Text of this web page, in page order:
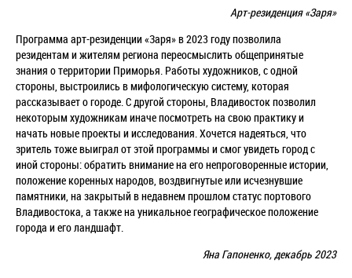
Арт-резиденция«Заря»
Программа арт-резиденции «Заря» в 2023 году позволила
резидентам и жителям региона переосмыслить общепринятые
знания о территории Приморья. Работы художников, с одной
стороны, выстроились в мифологическую систему, которая
рассказывает о городе. С другой стороны, Владивосток позволил
некоторым художникам иначе посмотреть на свою практику и
начать новые проекты и исследования. Хочется надеяться, что
зритель тоже выиграл от этой программы и смог увидеть город с
иной стороны: обратить внимание на его непроговоренные истории,
положение коренных народов, воздвигнутые или исчезнувшие
памятники, на закрытый в недавнем прошлом статус портового
Владивостока, а также на уникальное географическое положение
города и его ландшафт.
Яна Гапоненко, декабрь 2023